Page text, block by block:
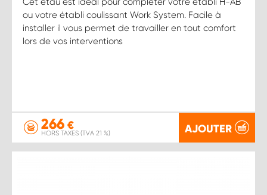
ou votre établi coulissant Work System. Facile à
installer il vous permet de travailler en tout comfort
lors de vos interventions
266 €
HORS TAXES (TVA 21 %) AJOUTER